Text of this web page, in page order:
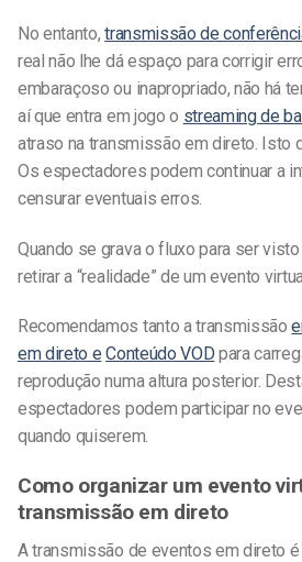
No entanto,transmissão de
real não lhe dá espaço para corrigir
embaraçoso ou inapropriado, não há
aí que entra em jogo o streaming de
atraso na transmissão em direto. Isto
Os espectadores podem continuar a
censurar eventuais erros.
Quando se grava o fluxo para ser
retirar a “realidade” de um evento
Recomendamos tanto a transmissão
em direto e Conteúdo VOD para
reprodução numa altura posterior.
espectadores podem participar no
quando quiserem.
Como organizar um evento
transmissão em direto
A transmissão de eventos em direto